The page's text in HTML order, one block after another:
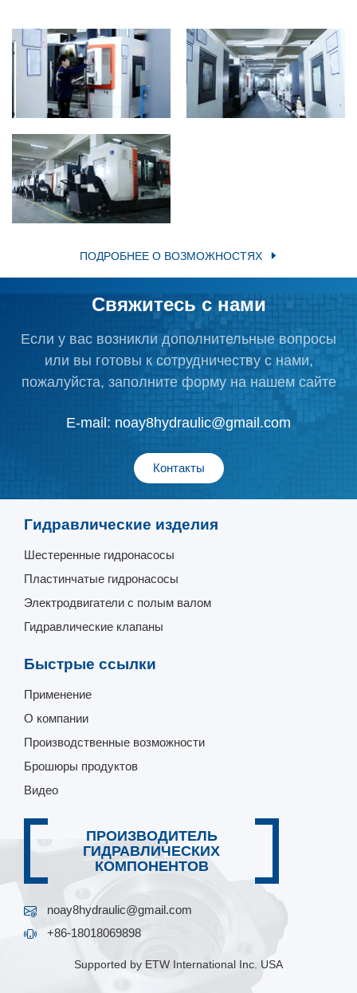
ПОДРОБНЕЕ О ВОЗМОЖНОСТЯХ
Свяжитесь с нами
Если у вас возникли дополнительные вопросы
или вы готовы к сотрудничеству с нами,
пожалуйста, заполните форму на нашем сайте
E-mail: noay8hydraulic@gmail.com
Контакты
Гидравлические изделия
Шестеренные гидронасосы
Пластинчатые гидронасосы
Электродвигатели с полым валом
Гидравлические клапаны
Быстрые ссылки
Применение
О компании
Производственные возможности
Брошюры продуктов
Видео
ПРОИЗВОДИТЕЛЬ
ГИДРАВЛИЧЕСКИХ
КОМПОНЕНТОВ
noay8hydraulic@gmail.com
+86-18018069898
Supported by ETW International Inc. USA